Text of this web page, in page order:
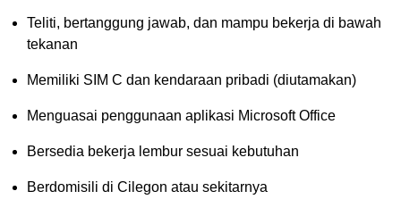
Teliti, bertanggung jawab, dan mampu bekerja di bawah
tekanan
Memiliki SIM C dan kendaraan pribadi (diutamakan)
Menguasai penggunaan aplikasi Microsoft Office
Bersedia bekerja lembur sesuai kebutuhan
Berdomisili di Cilegon atau sekitarnya